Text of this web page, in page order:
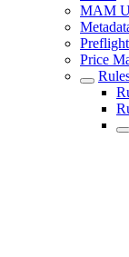
MAM
Price